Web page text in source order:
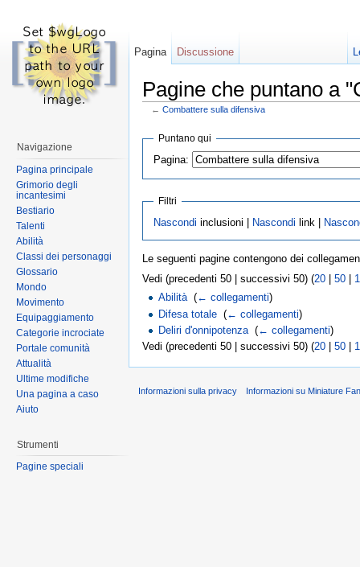
Pagine che puntano a
← Combattere sulla difensiva
Puntano qui
Pagina:
Filtri
Nascondi inclusioni | Nascondi link |
Le seguenti pagine contengono dei
Vedi (precedenti 50 | successivi 50) (20 50
Abilità‎(← collegamenti)
Difesa totale ‎(← collegamenti)
Deliri d'onnipotenza ‎(← collegamenti)
Vedi (precedenti 50 | successivi 50) (20 50
Pagina Discussione
Navigazione
Pagina principale
Grimorio degli
incantesimi
Bestiario
Talenti
Abilità
Classi dei personaggi
Glossario
Mondo
Movimento
Equipaggiamento
Categorie incrociate
Portale comunità
Attualità
Ultime modifiche
Una pagina a caso
Aiuto
Strumenti
Pagine speciali
Informazioni sulla privacy Informazioni su Miniature